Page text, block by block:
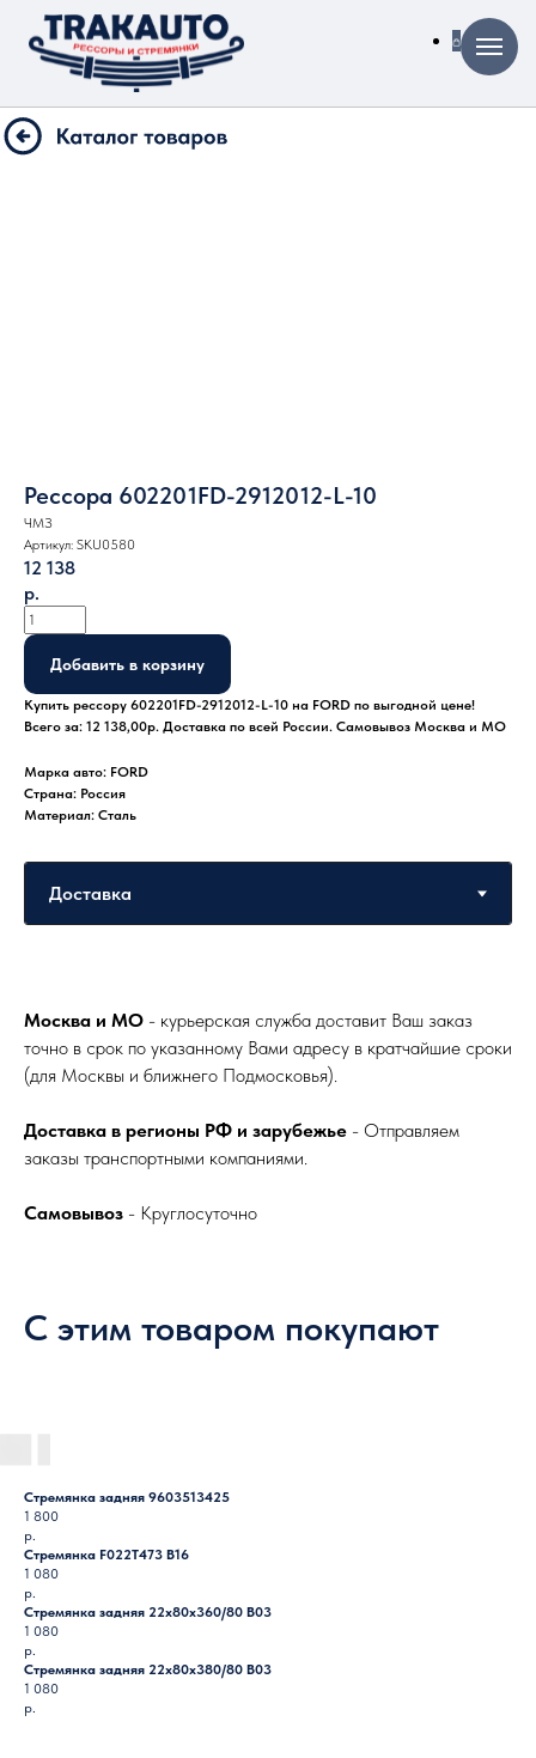
Рессора 602201FD-2912012-L-10
ЧМЗ
Артикул: SKU0580
12 138
р.
Добавить в корзину
Купить рессору 602201FD-2912012-L-10 на FORD по выгодной цене!
Всего за: 12 138,00р. Доставка по всей России. Самовывоз Москва и МО
Марка авто: FORD
Страна: Россия
Материал: Сталь
Москва и МО - курьерская служба доставит Ваш заказ
точно в срок по указанному Вами адресу в кратчайшие сроки
(для Москвы и ближнего Подмосковья).
Доставка в регионы РФ и зарубежье - Отправляем
заказы транспортными компаниями.
Самовывоз - Круглосуточно
С этим товаром покупают
Стремянка задняя 9603513425
1 800
р.
Стремянка F022T473 B16
1 080
р.
Стремянка задняя 22х80х360/80 B03
1 080
р.
Стремянка задняя 22х80х380/80 B03
1 080
р.